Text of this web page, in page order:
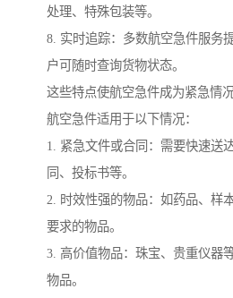
处理、特殊包装等。
8. 实时追踪：多数航空急件服务
户可随时查询货物状态。
这些特点使航空急件成为紧急情
航空急件适用于以下情况：
1. 紧急文件或合同：需要快速送
同、投标书等。
2. 时效性强的物品：如药品、样
要求的物品。
3. 高价值物品：珠宝、贵重仪器
物品。